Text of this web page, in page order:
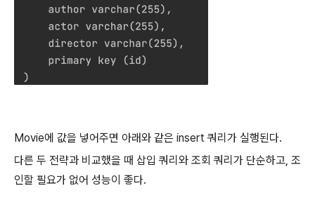
Movie에 값을 넣어주면 아래와 같은 insert 쿼리가 실행된다.
다른 두 전략과 비교했을 때 삽입 쿼리와 조회 쿼리가 단순하고, 조
인할 필요가 없어 성능이 좋다.